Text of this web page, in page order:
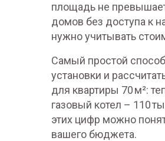
площадь не
домов без доступа к
нужно учитывать
Самый простой
установки и
для квартиры 70 м²:
газовый котел – 110
этих цифр можно
вашего бюджета.